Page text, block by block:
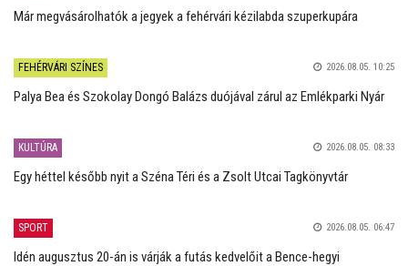
Már megvásárolhatók a jegyek a fehérvári kézilabda szuperkupára
FEHÉRVÁRI SZÍNES 2026.08.05. 10:25
Palya Bea és Szokolay Dongó Balázs duójával zárul az Emlékparki Nyár
KULTÚRA 2026.08.05. 08:33
Egy héttel később nyit a Széna Téri és a Zsolt Utcai Tagkönyvtár
SPORT 2026.08.05. 06:47
Idén augusztus 20-án is várják a futás kedvelőit a Bence-hegyi